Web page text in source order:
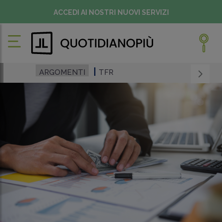
ACCEDI AI NOSTRI NUOVI SERVIZI
ARGOMENTI TFR